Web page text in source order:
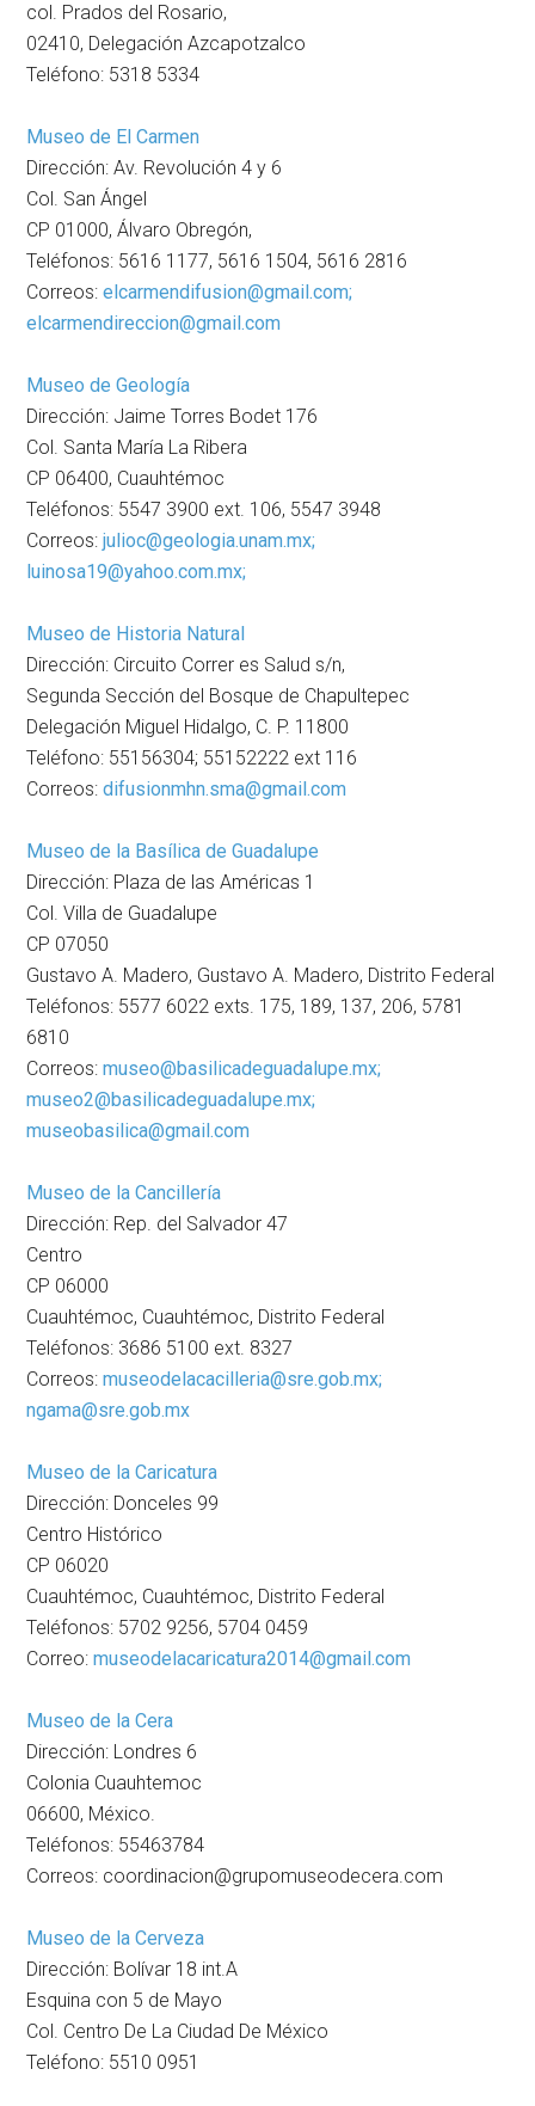
col. Prados del Rosario,
02410, Delegación Azcapotzalco
Teléfono: 5318 5334
Museo de El Carmen
Dirección: Av. Revolución 4 y 6
Col. San Ángel
CP 01000, Álvaro Obregón,
Teléfonos: 5616 1177, 5616 1504, 5616 2816
Correos:elcarmendifusion@gmail.com;
elcarmendireccion@gmail.com
Museo de Geología
Dirección: Jaime Torres Bodet 176
Col. Santa María La Ribera
CP 06400, Cuauhtémoc
Teléfonos: 5547 3900 ext. 106, 5547 3948
Correos:julioc@geologia.unam.mx;
luinosa19@yahoo.com.mx;
Museo de Historia Natural
Dirección: Circuito Correr es Salud s/n,
Segunda Sección del Bosque de Chapultepec
Delegación Miguel Hidalgo, C. P. 11800
Teléfono: 55156304; 55152222 ext 116
Correos:difusionmhn.sma@gmail.com
Museo de la Basílica de Guadalupe
Dirección: Plaza de las Américas 1
Col. Villa de Guadalupe
CP 07050
Gustavo A. Madero, Gustavo A. Madero, Distrito Federal
Teléfonos: 5577 6022 exts. 175, 189, 137, 206, 5781
6810
Correos:museo@basilicadeguadalupe.mx;
museo2@basilicadeguadalupe.mx;
museobasilica@gmail.com
Museo de la Cancillería
Dirección: Rep. del Salvador 47
Centro
CP 06000
Cuauhtémoc, Cuauhtémoc, Distrito Federal
Teléfonos: 3686 5100 ext. 8327
Correos:museodelacacilleria@sre.gob.mx;
ngama@sre.gob.mx
Museo de la Caricatura
Dirección: Donceles 99
Centro Histórico
CP 06020
Cuauhtémoc, Cuauhtémoc, Distrito Federal
Teléfonos: 5702 9256, 5704 0459
Correo:museodelacaricatura2014@gmail.com
Museo de la Cera
Dirección: Londres 6
Colonia Cuauhtemoc
06600, México.
Teléfonos: 55463784
Correos: coordinacion@grupomuseodecera.com
Museo de la Cerveza
Dirección: Bolívar 18 int.A
Esquina con 5 de Mayo
Col. Centro De La Ciudad De México
Teléfono: 5510 0951